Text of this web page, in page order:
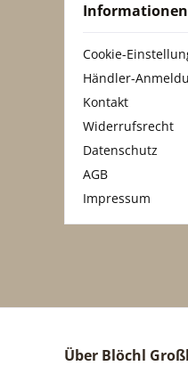
Informationen
Cookie-
Händler-
Kontakt
Widerrufsrecht
Datenschutz
AGB
Impressum
Über Blöchl